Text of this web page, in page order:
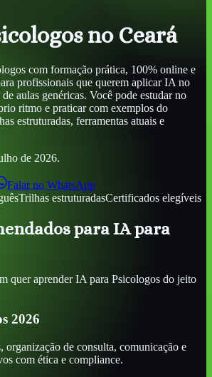
no Ceará
com formação prática, 100% online e
profissionais que querem aplicar IA no
aulas genéricas. Você pode estudarno
ritmo e praticar com exemplos do
estruturadas, ferramentas atuais e
de 2026.
Falar no WhatsApp
Trilhas estruturadasCertificados elegíveis
para IA para
quer aprenderIA para Psicologos do jeito
2026
organização de consulta, comunicação e
com ética e compliance.